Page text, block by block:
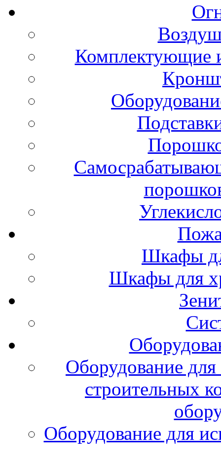
Комплектующие
Шкафы
Шкафы для
Оборудование
строительных
Оборудование для